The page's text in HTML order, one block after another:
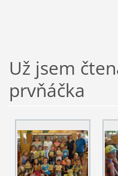
Už jsem
prvňáčka